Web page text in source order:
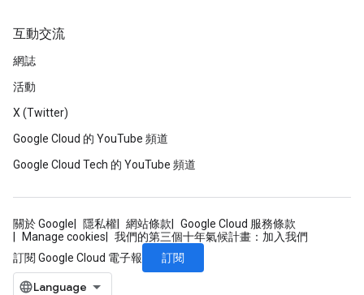
互動交流
網誌
活動
X (Twitter)
Google Cloud 的 YouTube 頻道
Google Cloud Tech 的 YouTube 頻道
關於 Google 隱私權 網站條款
Google Cloud 服務條款
Manage cookies
我們的第三個十年氣候計畫：加入我們
訂閱 Google Cloud 電子報
訂閱